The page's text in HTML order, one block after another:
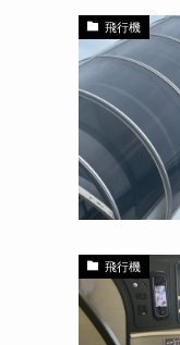
飛行機
飛行機